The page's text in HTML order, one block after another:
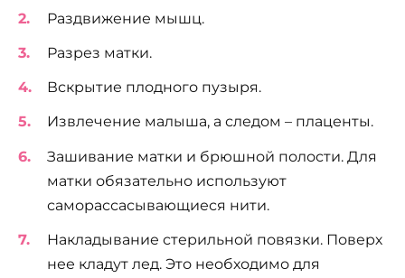
Раздвижение мышц.
Разрез матки.
Вскрытие плодного пузыря.
Извлечение малыша, а следом – плаценты.
Зашивание матки и брюшной полости. Для
матки обязательно используют
саморассасывающиеся нити.
Накладывание стерильной повязки. Поверх
нее кладут лед. Это необходимо для